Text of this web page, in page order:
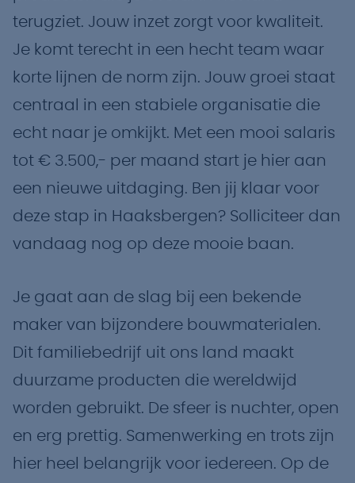
terugziet. Jouw inzet zorgt voor kwaliteit.
Je komt terecht in een hecht team waar
korte lijnen de norm zijn. Jouw groei staat
centraal in een stabiele organisatie die
echt naar je omkijkt. Met een mooi salaris
tot € 3.500,- per maand start je hier aan
een nieuwe uitdaging. Ben jij klaar voor
deze stap in Haaksbergen? Solliciteer dan
vandaag nog op deze mooie baan.
Je gaat aan de slag bij een bekende
maker van bijzondere bouwmaterialen.
Dit familiebedrijf uit ons land maakt
duurzame producten die wereldwijd
worden gebruikt. De sfeer is nuchter, open
en erg prettig. Samenwerking en trots zijn
hier heel belangrijk voor iedereen. Op de